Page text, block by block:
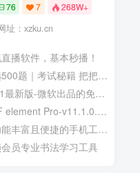
76 7 268W+
址：xzku.cn
播软件，基本秒播！
｜考试秘籍 把把过解锁版
版-微软出品的免费工具集
Pro-v11.1.0.3143-破解版
富且便捷的手机工具箱
员专业书法学习工具